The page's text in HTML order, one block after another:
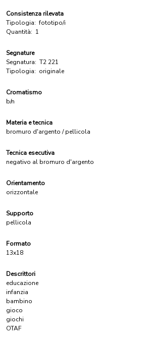
Consistenza rilevata
Tipologia: fototipo/i
Quantità: 1
Segnature
Segnatura: T2 221
Tipologia: originale
Cromatismo
b/n
Materia e tecnica
bromuro d'argento / pellicola
Tecnica esecutiva
negativo al bromuro d'argento
Orientamento
orizzontale
Supporto
pellicola
Formato
13x18
Descrittori
educazione
infanzia
bambino
gioco
giochi
OTAF